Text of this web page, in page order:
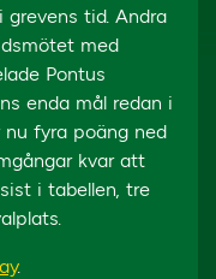
grevens tid. Andra
med
Pontus
enda mål redan i
fyra poäng ned
kvar att
i tabellen, tre
.